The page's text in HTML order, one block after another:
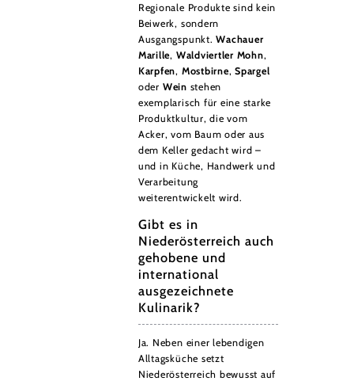
Regionale Produkte sind kein
Beiwerk, sondern
Ausgangspunkt.Wachauer
Marille, Waldviertler Mohn,
Karpfen, Mostbirne, Spargel
oder Wein stehen
exemplarisch für eine starke
Produktkultur, die vom
Acker, vom Baum oder aus
dem Keller gedacht wird –
und in Küche, Handwerk und
Verarbeitung
weiterentwickelt wird.
Gibt es in
Niederösterreich auch
gehobene und
international
ausgezeichnete
Kulinarik?
Ja. Neben einer lebendigen
Alltagsküche setzt
Niederösterreich bewusst auf